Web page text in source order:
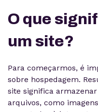
O que
um site?
Para começarmos, é
sobre hospedagem.
site significa
arquivos, como